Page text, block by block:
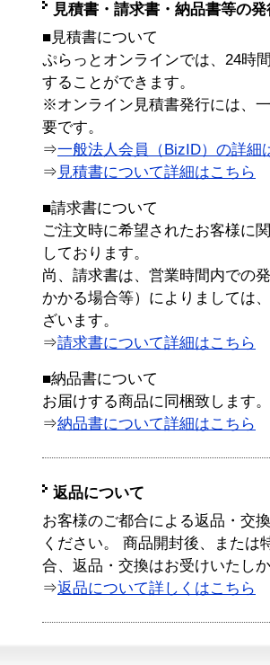
見積書・請求書・納品書等の
■見積書について
ぷらっとオンラインでは、24時
することができます。
※オンライン見積書発行には、
要です。
⇒一般法人会員（BizID）の詳細
⇒ 見積書について詳細はこちら
■請求書について
ご注文時に希望されたお客様に
しております。
尚、請求書は、営業時間内での
かかる場合等）によりましては
ざいます。
⇒請求書について詳細はこちら
■納品書について
お届けする商品に同梱致します。
⇒納品書について詳細はこちら
返品について
お客様のご都合による返品・交
ください。 商品開封後、または
合、返品・交換はお受けいたし
⇒返品について詳しくはこちら